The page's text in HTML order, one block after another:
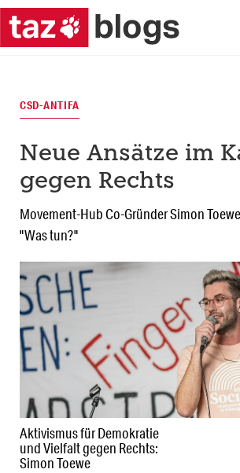
Aktivismus für Demokratie
und Vielfalt gegen Rechts:
Simon Toewe
CSD-ANTIFA
Neue Ansätze im
gegen Rechts
Movement-Hub Co-Gründer Simon
"Was tun?"